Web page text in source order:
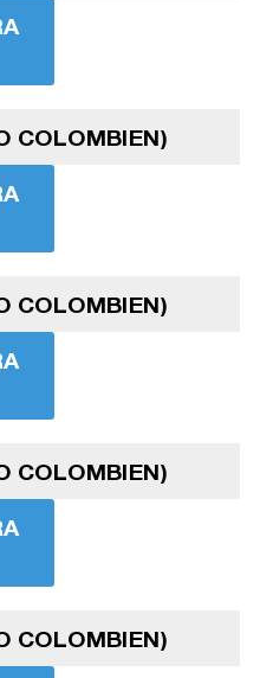
COLOMBIEN)
COLOMBIEN)
COLOMBIEN)
COLOMBIEN)